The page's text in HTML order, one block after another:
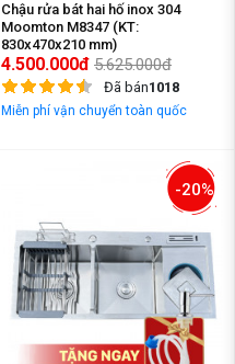
Chậu rửa bát hai hố inox 304
Moomton M8347 (KT:
830x470x210 mm)
4.500.000đ 5.625.000đ
Đã bán1018
Miễn phí vận chuyển toàn quốc
-20%